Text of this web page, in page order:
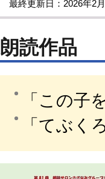
最終更新日：2026年2
朗読作品
「この子
「てぶ